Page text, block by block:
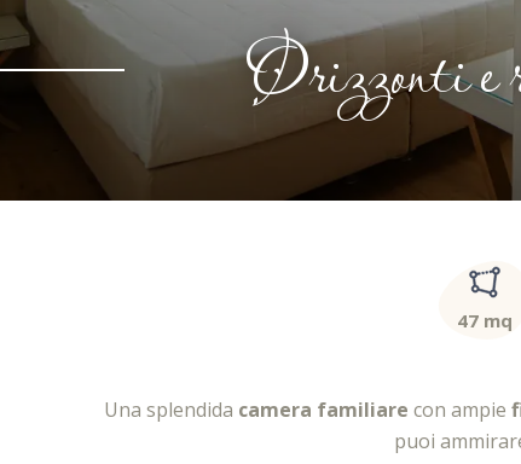
Orizzonti e
47 mq
Una splendida camera familiare con ampie
puoi